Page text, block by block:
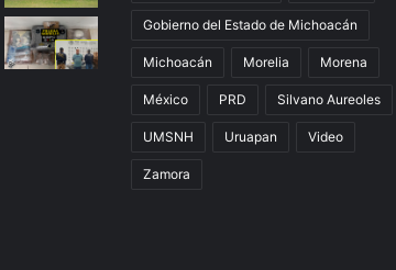
Gobierno del Estado de Michoacán
Michoacán Morelia Morena
México PRD Silvano Aureoles
UMSNH Uruapan Video
Zamora